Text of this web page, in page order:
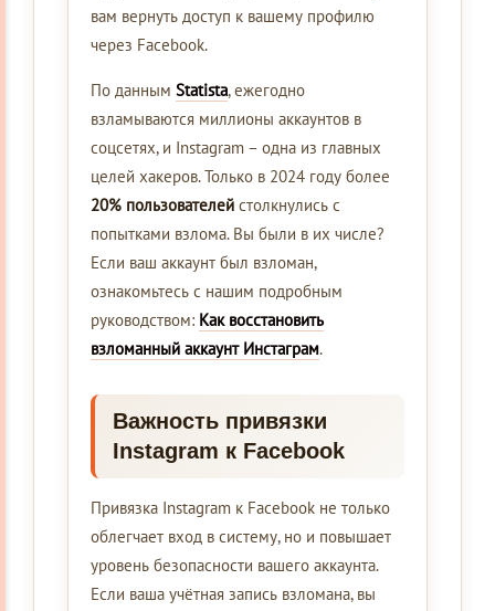
вам вернуть доступ к вашему профилю
через Facebook.
По данным Statista, ежегодно
взламываются миллионы аккаунтов в
соцсетях, и Instagram – одна из главных
целей хакеров. Только в 2024 году более
20% пользователей столкнулись с
попытками взлома. Вы были в их числе?
Если ваш аккаунт был взломан,
ознакомьтесь с нашим подробным
руководством: Как восстановить
взломанный аккаунт Инстаграм.
Важность привязки
Instagram к Facebook
Привязка Instagram к Facebook не только
облегчает вход в систему, но и повышает
уровень безопасности вашего аккаунта.
Если ваша учётная запись взломана, вы